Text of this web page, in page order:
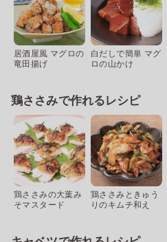
居酒屋風 マグロの
竜田揚げ
白だしで簡単 マグ
ロの山かけ
鶏ささみで作れるレシピ
鶏ささみの大葉み
そマスタード
鶏ささみときゅう
りのキムチ和え